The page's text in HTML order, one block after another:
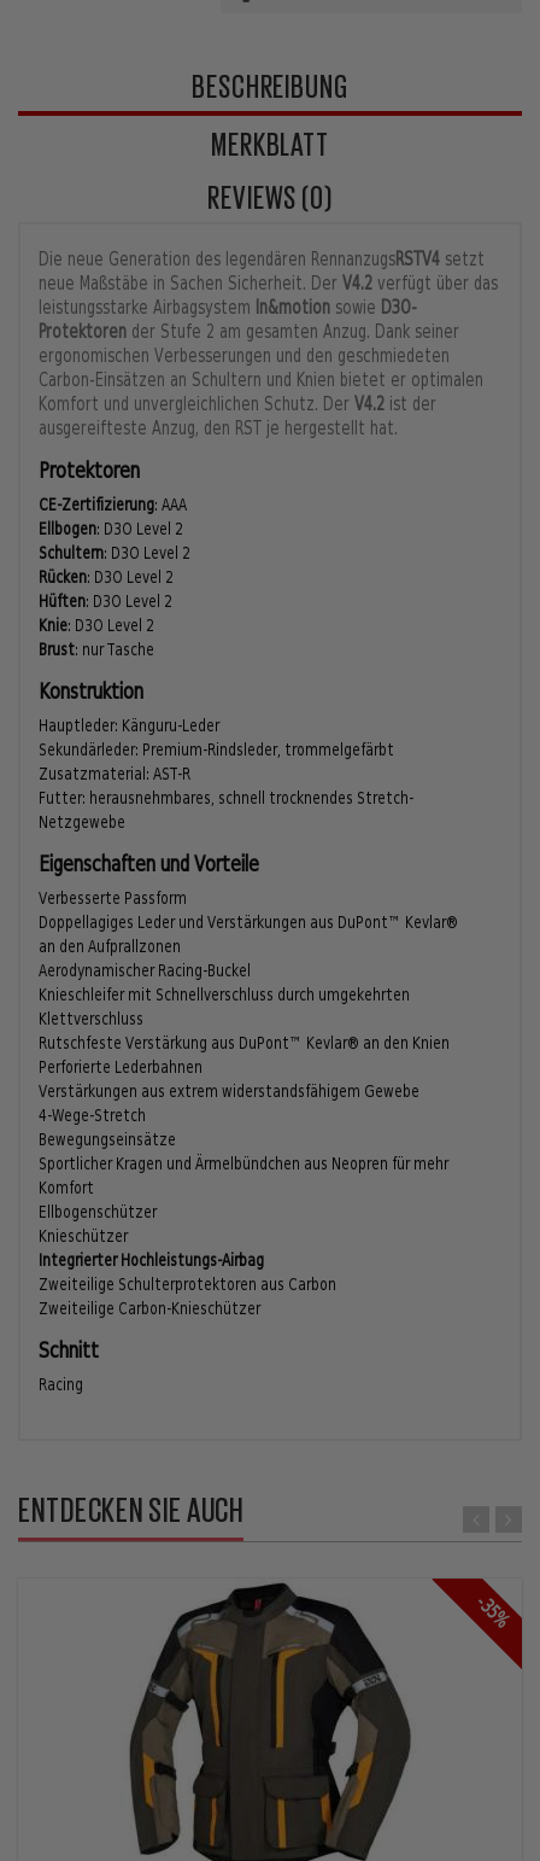
BESCHREIBUNG
MERKBLATT
REVIEWS (0)
Die neue Generation des legendären RennanzugsRSTV4 setzt
neue Maßstäbe in Sachen Sicherheit. Der V4.2 verfügt über das
leistungsstarke Airbagsystem
In&motion sowie D3O-
Protektoren der Stufe 2 am gesamten Anzug. Dank seiner
ergonomischen Verbesserungen und den geschmiedeten
Carbon-Einsätzen an Schultern und Knien bietet er optimalen
Komfort und unvergleichlichen Schutz. Der V4.2 ist der
ausgereifteste Anzug, den RST je hergestellt hat.
Protektoren
CE-Zertifizierung: AAA
Ellbogen: D3O Level 2
Schultern: D3O Level 2
Rücken: D3O Level 2
Hüften: D3O Level 2
Knie: D3O Level 2
Brust: nur Tasche
Konstruktion
Hauptleder: Känguru-Leder
Sekundärleder: Premium-Rindsleder, trommelgefärbt
Zusatzmaterial: AST-R
Futter: herausnehmbares, schnell trocknendes Stretch-
Netzgewebe
Eigenschaften und Vorteile
Verbesserte Passform
Doppellagiges Leder und Verstärkungen aus DuPont™ Kevlar®
an den Aufprallzonen
Aerodynamischer Racing-Buckel
Knieschleifer mit Schnellverschluss durch umgekehrten
Klettverschluss
Rutschfeste Verstärkung aus DuPont™ Kevlar® an den Knien
Perforierte Lederbahnen
Verstärkungen aus extrem widerstandsfähigem Gewebe
4-Wege-Stretch
Bewegungseinsätze
Sportlicher Kragen und Ärmelbündchen aus Neopren für mehr
Komfort
Ellbogenschützer
Knieschützer
Integrierter Hochleistungs-Airbag
Zweiteilige Schulterprotektoren aus Carbon
Zweiteilige Carbon-Knieschützer
Schnitt
Racing
ENTDECKEN SIE AUCH
-35%